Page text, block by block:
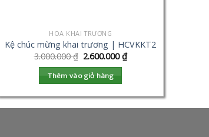
HOA KHAI TRƯƠNG
Kệ chúc mừng khai trương | HCVKKT2
3.000.000₫ 2.600.000₫
Thêm vào giỏ hàng